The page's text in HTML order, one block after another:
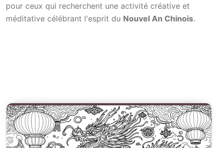
pour ceux qui recherchent une activité créative et
méditative célébrant l'esprit du Nouvel An Chinois.